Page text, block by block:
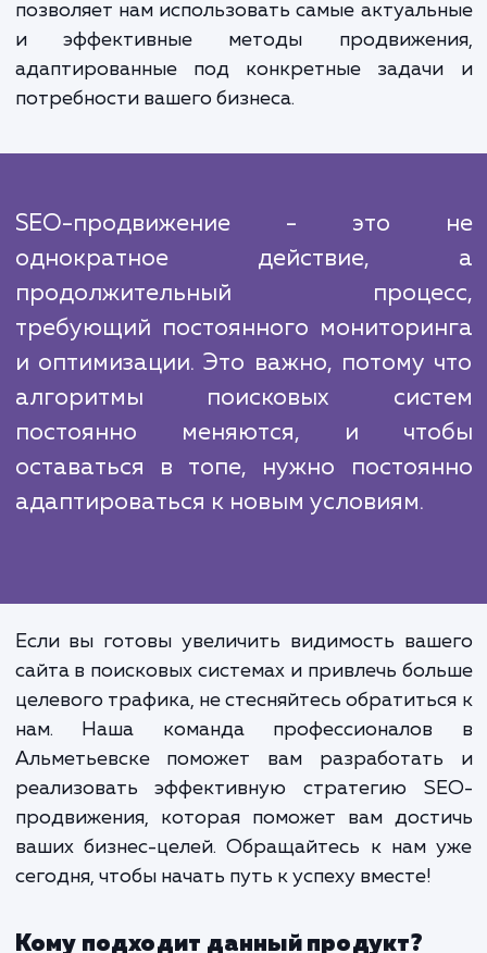
выдаче улучшают репутацию сайта,
помогает привлекать более
трафик.
множества факторов. Мы
конкурентов, их стратегии и тактики,
создать эффективный и уникальный
продвижения для вашего сайта. Наш
позволяет нам использовать самые
и эффективные методы
адаптированные под конкретные
потребности вашего бизнеса.
продолжительный
требующий постоянного
и оптимизации. Это важно, потому
алгоритмы поисковых
постоянно меняются, и
оставаться в топе, нужно
адаптироваться к новым условиям.